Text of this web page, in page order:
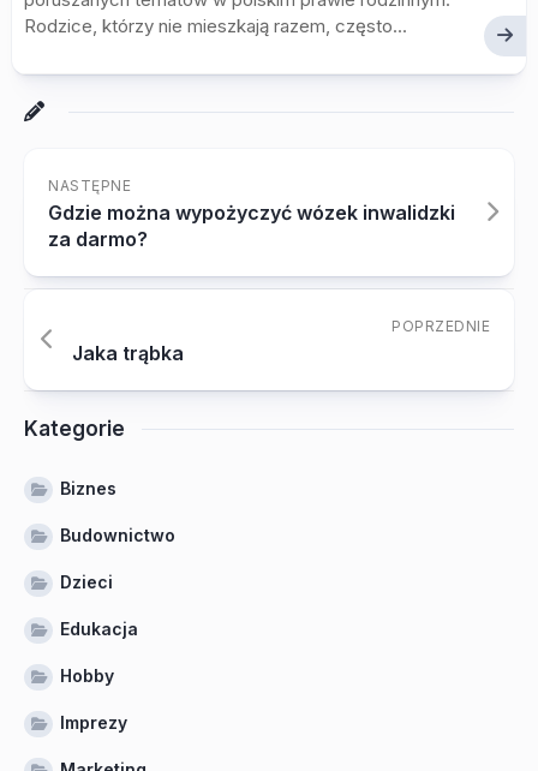
Rodzice, którzy nie mieszkają razem, często...
NASTĘPNE
Gdzie można wypożyczyć wózek inwalidzki
za darmo?
POPRZEDNIE
Jaka trąbka
Kategorie
Biznes
Budownictwo
Dzieci
Edukacja
Hobby
Imprezy